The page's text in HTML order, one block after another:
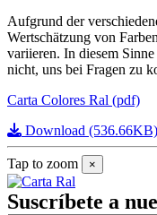
Aufgrund der
Wertschätzung von
variieren. In diesem
nicht, uns bei Fragen zu
Carta Colores Ral (pdf)
Download (536.66KB)
Tap to zoom ×
Suscríbete a